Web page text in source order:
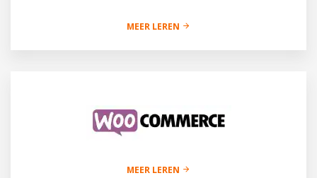
MEER LEREN
MEER LEREN